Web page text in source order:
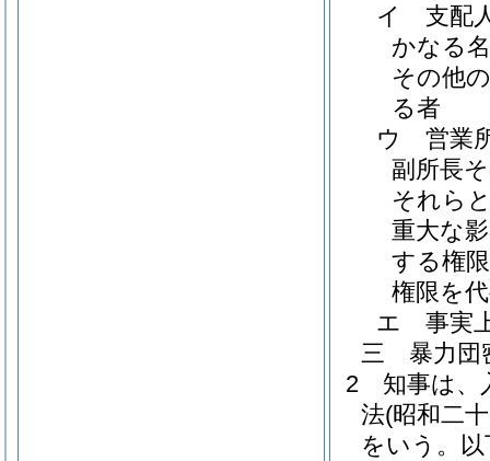
イ
支配
かなる
その他
る者
ウ
営業
副所長
それら
重大な
する権
権限を
エ
事実
三
暴力団
2
知事は、
法(昭和二
をいう。